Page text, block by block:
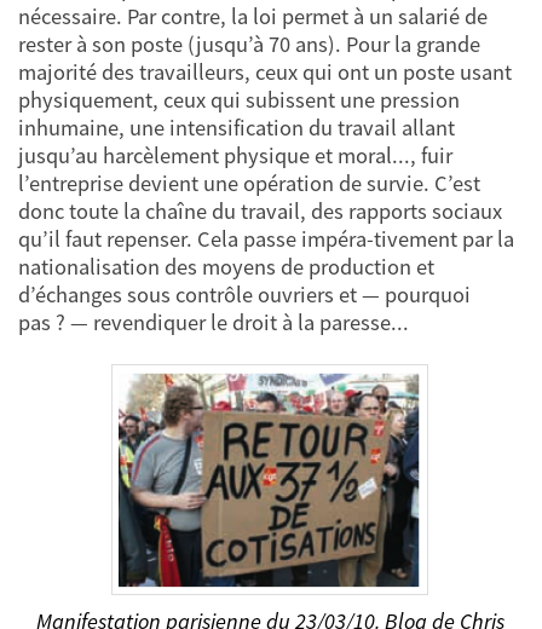
nécessaire. Par contre, la loi permet à un salarié de
rester à son poste (jusqu’à 70 ans). Pour la grande
majorité des travailleurs, ceux qui ont un poste usant
physiquement, ceux qui subissent une pression
inhumaine, une intensification du travail allant
jusqu’au harcèlement physique et moral..., fuir
l’entreprise devient une opération de survie. C’est
donc toute la chaîne du travail, des rapports sociaux
qu’il faut repenser. Cela passe impéra-tivement par la
nationalisation des moyens de production et
d’échanges sous contrôle ouvriers et — pourquoi
pas ? — revendiquer le droit à la paresse...
Manifestation parisienne du 23/03/10. Blog de Chris